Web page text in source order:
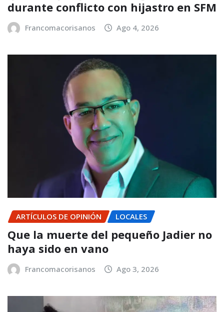
durante conflicto con hijastro en SFM
Francomacorisanos Ago 4, 2026
ARTÍCULOS DE OPINIÓN LOCALES
Que la muerte del pequeño Jadier no
haya sido en vano
Francomacorisanos Ago 3, 2026